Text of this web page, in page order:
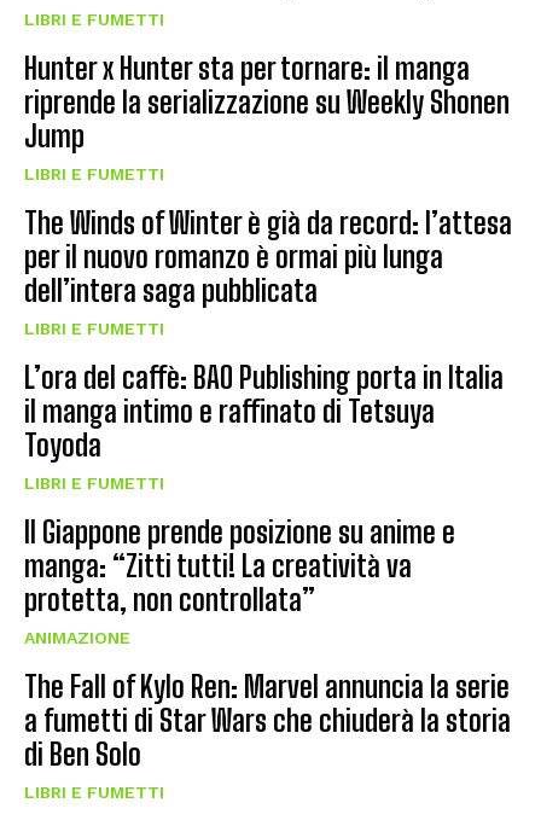
LIBRI E FUMETTI
Hunter x Hunter sta per tornare: il manga
riprende la serializzazione su Weekly Shonen
Jump
LIBRI E FUMETTI
The Winds of Winter è già da record: l’attesa
per il nuovo romanzo è ormai più lunga
dell’intera saga pubblicata
LIBRI E FUMETTI
L’ora del caffè: BAO Publishing porta in Italia
il manga intimo e raffinato di Tetsuya
Toyoda
LIBRI E FUMETTI
Il Giappone prende posizione su anime e
manga: “Zitti tutti! La creatività va
protetta, non controllata”
ANIMAZIONE
The Fall of Kylo Ren: Marvel annuncia la serie
a fumetti di Star Wars che chiuderà la storia
di Ben Solo
LIBRI E FUMETTI